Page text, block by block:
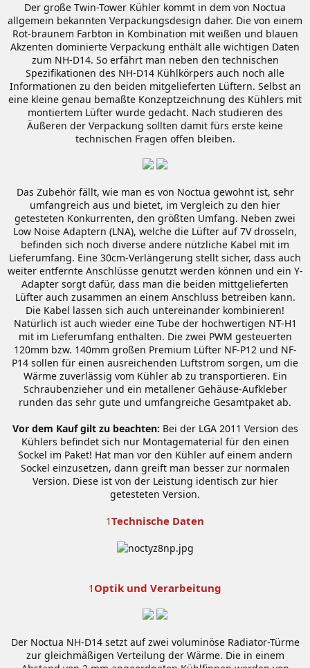
Der große Twin-Tower Kühler kommt in dem von Noctua
allgemein bekannten Verpackungsdesign daher. Die von einem
Rot-braunem Farbton in Kombination mit weißen und blauen
Akzenten dominierte Verpackung enthält alle wichtigen Daten
zum NH-D14. So erfährt man neben den technischen
Spezifikationen des NH-D14 Kühlkörpers auch noch alle
Informationen zu den beiden mitgelieferten Lüftern. Selbst an
eine kleine genau bemaßte Konzeptzeichnung des Kühlers mit
montiertem Lüfter wurde gedacht. Nach studieren des
Äußeren der Verpackung sollten damit fürs erste keine
technischen Fragen offen bleiben.
Das Zubehör fällt, wie man es von Noctua gewohnt ist, sehr
umfangreich aus und bietet, im Vergleich zu den hier
getesteten Konkurrenten, den größten Umfang. Neben zwei
Low Noise Adaptern (LNA), welche die Lüfter auf 7V drosseln,
befinden sich noch diverse andere nützliche Kabel mit im
Lieferumfang. Eine 30cm-Verlängerung stellt sicher, dass auch
weiter entfernte Anschlüsse genutzt werden können und ein Y-
Adapter sorgt dafür, dass man die beiden mittgelieferten
Lüfter auch zusammen an einem Anschluss betreiben kann.
Die Kabel lassen sich auch untereinander kombinieren!
Natürlich ist auch wieder eine Tube der hochwertigen NT-H1
mit im Lieferumfang enthalten. Die zwei PWM gesteuerten
120mm bzw. 140mm großen Premium Lüfter NF-P12 und NF-
P14 sollen für einen ausreichenden Luftstrom sorgen, um die
Wärme zuverlässig vom Kühler ab zu transportieren. Ein
Schraubenzieher und ein metallener Gehäuse-Aufkleber
runden das sehr gute und umfangreiche Gesamtpaket ab.
Vor dem Kauf gilt zu beachten: Bei der LGA 2011 Version des
Kühlers befindet sich nur Montagematerial für den einen
Sockel im Paket! Hat man vor den Kühler auf einem andern
Sockel einzusetzen, dann greift man besser zur normalen
Version. Diese ist von der Leistung identisch zur hier
getesteten Version.
1Technische Daten
1 Optik und Verarbeitung
Der Noctua NH-D14 setzt auf zwei voluminöse Radiator-Türme
zur gleichmäßigen Verteilung der Wärme. Die in einem